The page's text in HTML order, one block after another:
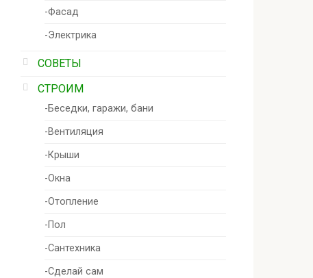
-Фасад
-Электрика
СОВЕТЫ
СТРОИМ
-Беседки, гаражи, бани
-Вентиляция
-Крыши
-Окна
-Отопление
-Пол
-Сантехника
-Сделай сам